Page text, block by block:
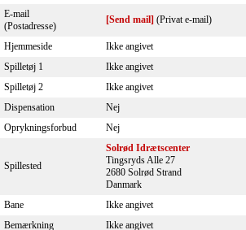
E-mail
(Postadresse)
[Send mail] (Privat e-mail)
Hjemmeside
Ikke angivet
Spilletøj 1
Ikke angivet
Spilletøj 2
Ikke angivet
Dispensation
Nej
Oprykningsforbud
Nej
Spillested
Solrød Idrætscenter
Tingsryds Alle 27
2680 Solrød Strand
Danmark
Bane
Ikke angivet
Bemærkning
Ikke angivet